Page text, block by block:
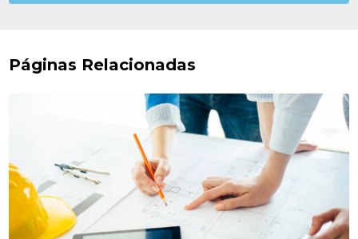
Páginas Relacionadas